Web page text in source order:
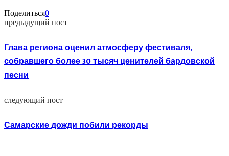
Поделиться0
предыдущий пост
Глава региона оценил атмосферу фестиваля,
собравшего более 30 тысяч ценителей бардовской
песни
следующий пост
Самарские дожди побили рекорды